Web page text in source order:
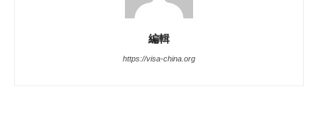
編輯
https://visa-china.org